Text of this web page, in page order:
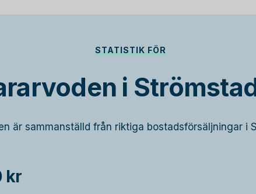
STATISTIK FÖR
i
är sammanställd från riktiga bostadsförsäljningar i
kr